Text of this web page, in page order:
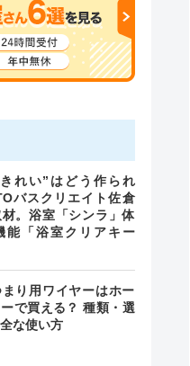
れい”はどう作られ
バスクリエイト佐倉
。浴室「シンラ」体
能「浴室クリアキー
り用ワイヤーはホー
で買える？ 種類・選
な使い方